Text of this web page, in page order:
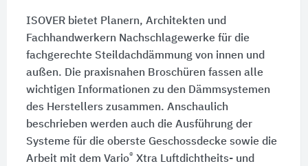
ISOVER bietet Planern, Architekten und
Fachhandwerkern Nachschlagewerke für die
fachgerechte Steildachdämmung von innen und
außen. Die praxisnahen Broschüren fassen alle
wichtigen Informationen zu den Dämmsystemen
des Herstellers zusammen. Anschaulich
beschrieben werden auch die Ausführung der
Systeme für die oberste Geschossdecke sowie die
Arbeit mit dem Vario® Xtra Luftdichtheits- und